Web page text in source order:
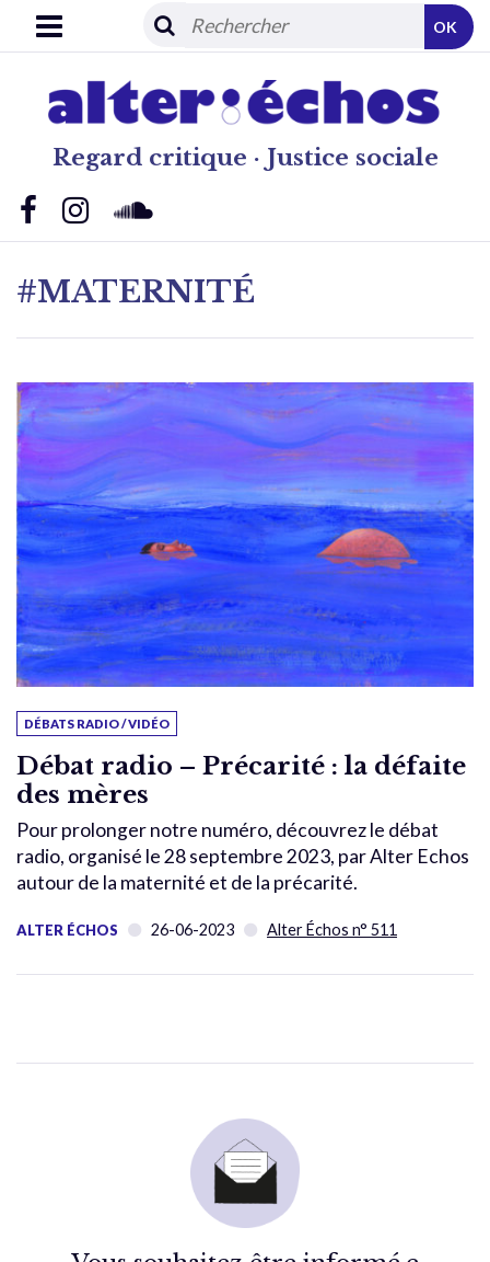
Regard critique · Justice sociale
OK
#MATERNITÉ
DÉBATS RADIO / VIDÉO
Débat radio – Précarité : la défaite
des mères
Pour prolonger notre numéro, découvrez le débat
radio, organisé le 28 septembre 2023, par Alter Echos
autour de la maternité et de la précarité.
ALTER ÉCHOS 26-06-2023 Alter Échos n° 511